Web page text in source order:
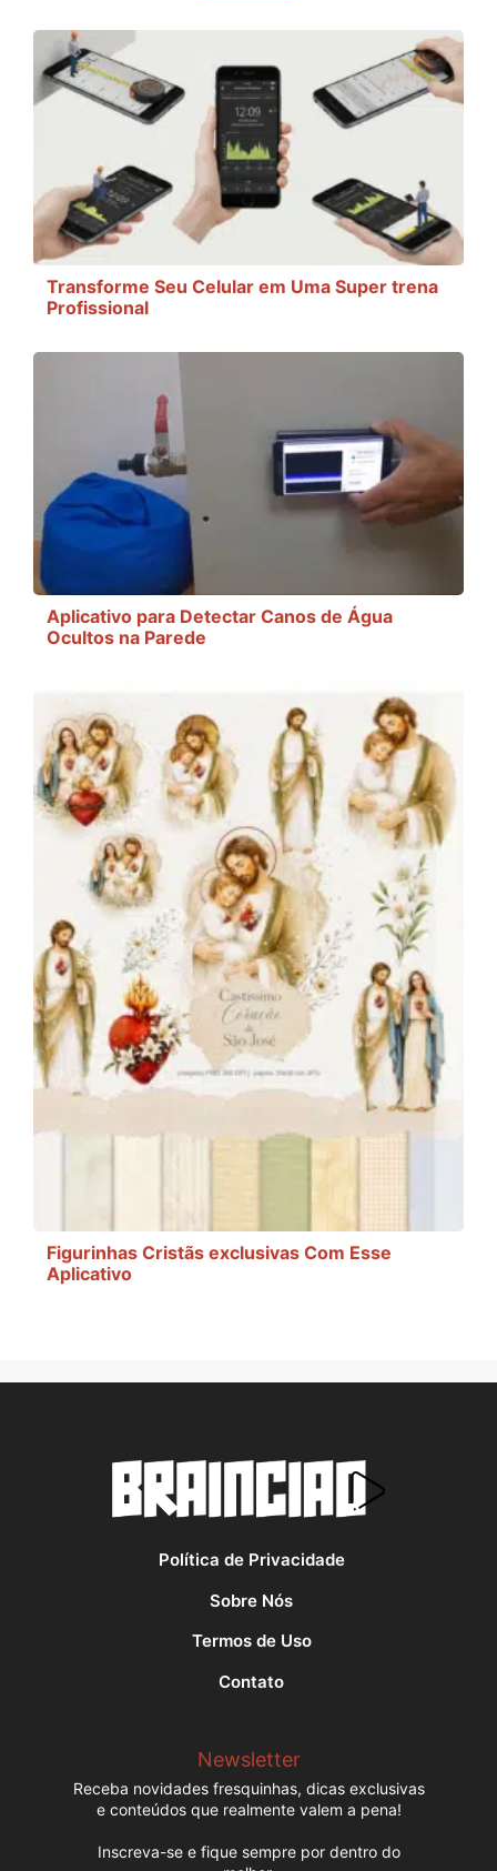
Transforme Seu Celular em Uma Super trena
Profissional
Aplicativo para Detectar Canos de Água
Ocultos na Parede
Figurinhas Cristãs exclusivas Com Esse
Aplicativo
Política de Privacidade
Sobre Nós
Termos de Uso
Contato
Newsletter
Receba novidades fresquinhas, dicas exclusivas
e conteúdos que realmente valem a pena!
Inscreva-se e fique sempre por dentro do